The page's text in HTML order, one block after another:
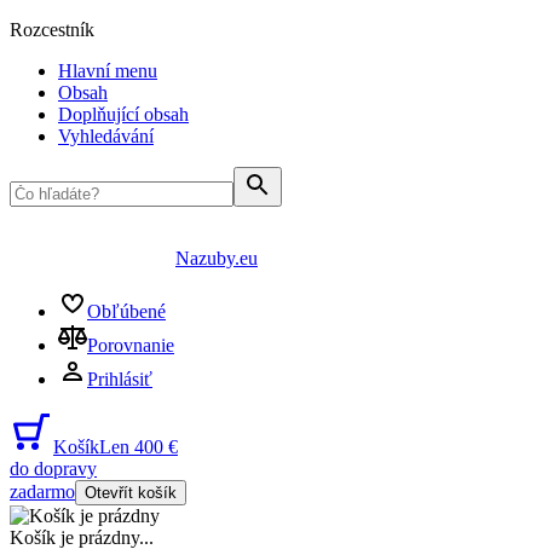
Rozcestník
Hlavní menu
Obsah
Doplňující obsah
Vyhledávání
Nazuby.eu
Obľúbené
Porovnanie
Prihlásiť
KošíkLen 400 €
do dopravy
zadarmo Otevřít košík
Košík je prázdny...